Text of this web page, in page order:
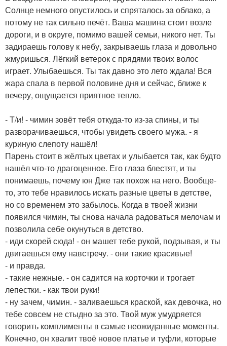
Солнце немного опустилось и спряталось за облако, а
потому не так сильно печёт. Ваша машина стоит возле
дороги, и в округе, помимо вашей семьи, никого нет. Ты
задираешь голову к небу, закрываешь глаза и довольно
жмуришься. Лёгкий ветерок с прядями твоих волос
играет. Улыбаешься. Ты так давно это лето ждала! Вся
жара спала в первой половине дня и сейчас, ближе к
вечеру, ощущается приятное тепло.
- Т/и! - чимин зовёт тебя откуда-то из-за спины, и ты
разворачиваешься, чтобы увидеть своего мужа. - я
куриную слепоту нашёл!
Парень стоит в жёлтых цветах и улыбается так, как будто
нашёл что-то драгоценное. Его глаза блестят, и ты
понимаешь, почему юн Дже так похож на него. Вообще-
то, это тебе нравилось искать разные цветы в детстве,
но со временем это забылось. Когда в твоей жизни
появился чимин, ты снова начала радоваться мелочам и
позволила себе окунуться в детство.
- иди скорей сюда! - он машет тебе рукой, подзывая, и ты
двигаешься ему навстречу. - они такие красивые!
- и правда.
- такие нежные. - он садится на корточки и трогает
лепестки. - как твои руки!
- ну зачем, чимин. - заливаешься краской, как девочка, но
тебе совсем не стыдно за это. Твой муж умудряется
говорить комплименты в самые неожиданные моменты.
Конечно, он хвалит твоё новое платье и туфли, которые